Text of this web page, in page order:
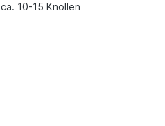
10-15 Knollen